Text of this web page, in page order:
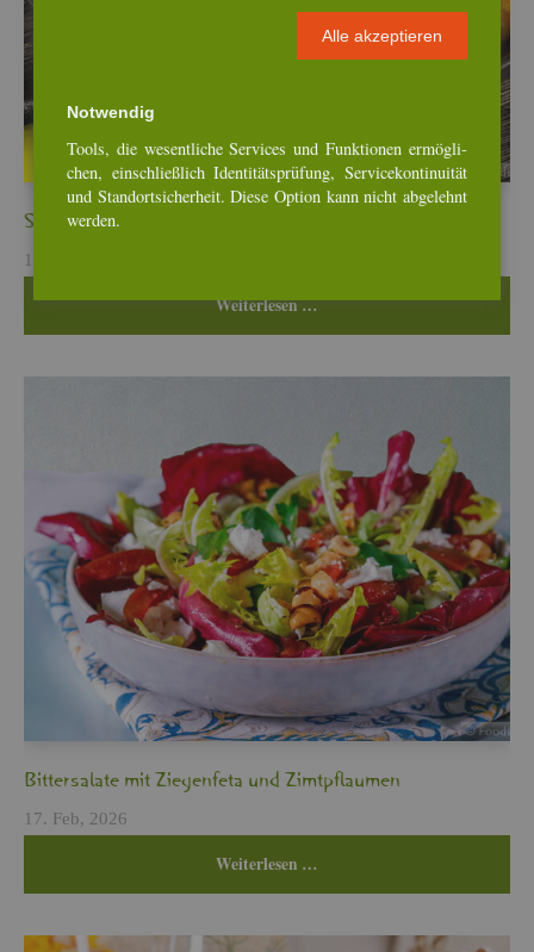
Steck­rü­be-Ro­sen­kohl-Curry mit But­ter Chi­cken
12. Mär, 2026
Wei­ter­le­sen …
Bit­ter­sa­la­te mit Zie­gen­fe­ta und Zimt­pflau­men
17. Feb, 2026
Wei­ter­le­sen …
Alle ak­zep­tie­ren
Not­wen­dig
Tools, die we­sent­li­che Ser­vices und Funk­tio­nen er­mög­li­
chen, ein­schlie­ß­lich Iden­ti­täts­prü­fung, Ser­vice­kon­ti­nui­tät
und Stand­ort­si­cher­heit. Diese Op­ti­on kann nicht ab­ge­lehnt
wer­den.